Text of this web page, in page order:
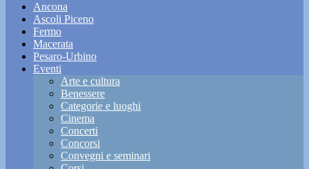
Ancona
Ascoli Piceno
Fermo
Macerata
Pesaro-Urbino
Eventi
Arte e cultura
Benessere
Categorie e luoghi
Cinema
Concerti
Concorsi
Convegni e seminari